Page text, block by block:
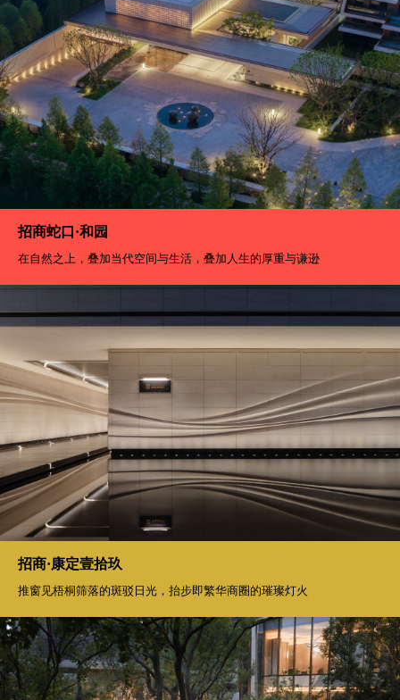
招商蛇口·和园
在自然之上，叠加当代空间与生活，叠加人生的厚重与谦逊
招商·康定壹拾玖
推窗见梧桐筛落的斑驳日光，抬步即繁华商圈的璀璨灯火